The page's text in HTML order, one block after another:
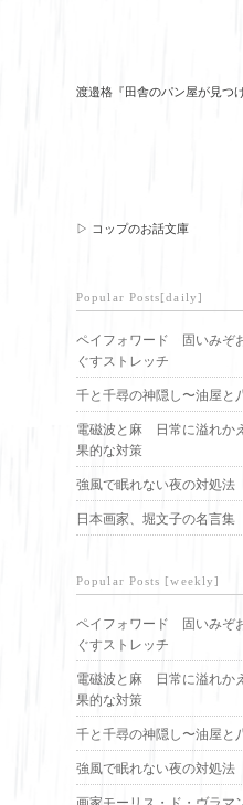
渡邉格『田舎のパン屋が見つ
▷ コップのお話文庫
Popular Posts[daily]
ペイフォワード 固いみぞ
ぐすストレッチ
千と千尋の神隠し〜油屋と
電磁波と麻 日常に溢れか
果的な対策
強風で眠れない夜の対処法
日本画家、堀文子の名言集
Popular Posts [weekly]
ペイフォワード 固いみぞ
ぐすストレッチ
電磁波と麻 日常に溢れか
果的な対策
千と千尋の神隠し〜油屋と
強風で眠れない夜の対処法
画家モーリス・ド・ヴラマ